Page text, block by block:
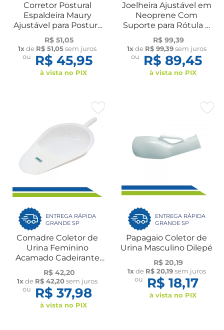
Corretor Postural
Espaldeira Maury
Ajustável para Postura
e Uso Diário Dilepé
R$ 51,05
1xde R$ 51,05sem juros
ou
R$ 45,95
à vista no PIX
Joelheira Ajustável em
Neoprene Com
Suporte para Rótula e
Reforço Lateral UN
Dilepé
R$ 99,39
1xde R$ 99,39sem juros
ou
R$ 89,45
à vista no PIX
ENTREGA RÁPIDA
GRANDE SP
Comadre Coletor de
Urina Feminino
Acamado Cadeirante
Idoso Dilepé
R$ 42,20
1xde R$ 42,20sem juros
ou
R$ 37,98
à vista no PIX
ENTREGA RÁPIDA
GRANDE SP
Papagaio Coletor de
Urina Masculino Dilepé
R$ 20,19
1xde R$ 20,19sem juros
ou
R$ 18,17
à vista no PIX